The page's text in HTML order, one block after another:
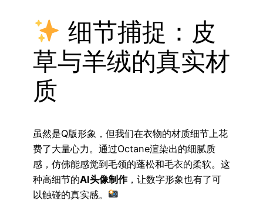
细节捕捉：皮
草与羊绒的真实材
质
虽然是Q版形象，但我们在衣物的材质细节上花
费了大量心力。通过Octane渲染出的细腻质
感，仿佛能感觉到毛领的蓬松和毛衣的柔软。这
种高细节的AI头像制作，让数字形象也有了可
以触碰的真实感。